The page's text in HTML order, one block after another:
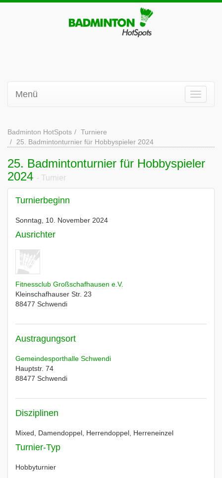
Menü
Badminton HotSpots
Turniere
25. Badmintonturnier für Hobbyspieler 2024
25. Badmintonturnier für Hobbyspieler
2024 - Turnier
Turnierbeginn
Sonntag, 10. November 2024
Ausrichter
Fitnessclub Großschafhausen e.V.
Kleinschafhauser Str. 23
88477 Schwendi
Austragungsort
Gemeindesporthalle Schwendi
Hauptstr. 74
88477 Schwendi
Disziplinen
Mixed, Damendoppel, Herrendoppel, Herreneinzel
Turnier-Typ
Hobbyturnier